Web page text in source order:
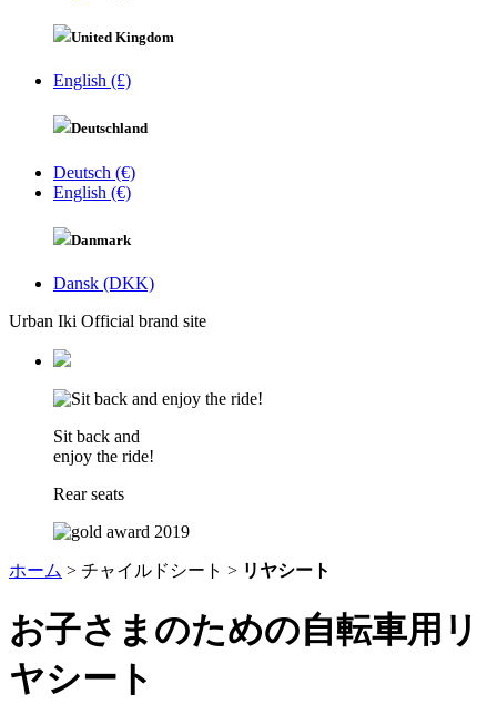
United Kingdom
English (£)
Deutschland
Deutsch (€)
English (€)
Danmark
Dansk (DKK)
Urban Iki Official brand site
Sit back and
enjoy the ride!
Rear seats
ホーム > チャイルドシート > リヤシート
お子さまのための自転車用リ
ヤシート